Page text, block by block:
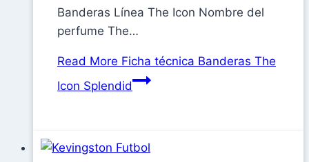
Banderas Línea The Icon Nombre del
perfume The…
Read More Ficha técnica Banderas The
Icon Splendid